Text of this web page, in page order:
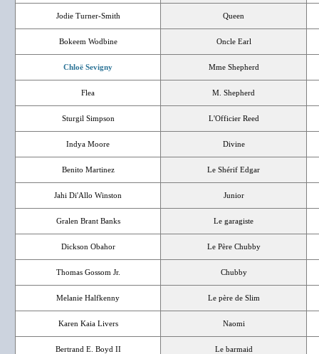
Jodie Turner-Smith Queen
Bokeem Wodbine Oncle Earl
Chloë Sevigny Mme Shepherd
Flea M. Shepherd
Sturgil Simpson L'Officier Reed
Indya Moore Divine
Benito Martinez Le Shérif Edgar
Jahi Di'Allo Winston Junior
Gralen Brant Banks Le garagiste
Dickson Obahor Le Père Chubby
Thomas Gossom Jr. Chubby
Melanie Halfkenny Le père de Slim
Karen Kaia Livers Naomi
Bertrand E. Boyd II Le barmaid